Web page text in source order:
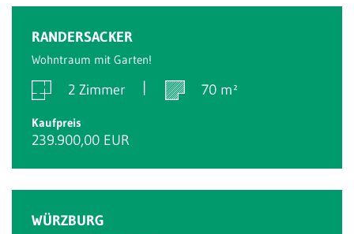
RANDERSACKER
Wohntraum mit Garten!
2 Zimmer 70 m²
Kaufpreis
239.900,00 EUR
WÜRZBURG